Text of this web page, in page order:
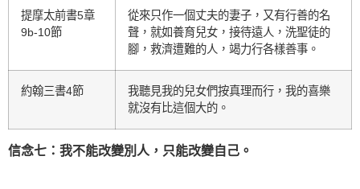
提摩太前書5章
9b-10節
從來只作一個丈夫的妻子，又有行善的名
聲，就如養育兒女，接待遠人，洗聖徒的
腳，救濟遭難的人，竭力行各樣善事。
約翰三書4節
我聽見我的兒女們按真理而行，我的喜樂
就沒有比這個大的。
信念七：我不能改變別人，只能改變自己。